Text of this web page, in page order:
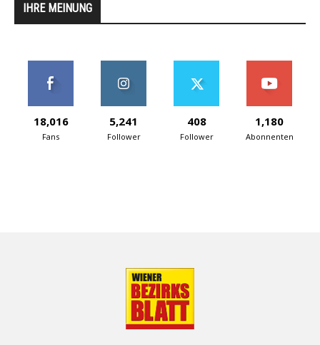
IHRE MEINUNG
18,016
Fans
5,241
Follower
408
Follower
1,180
Abonnenten